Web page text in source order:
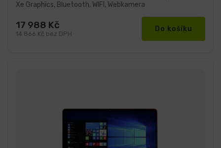
14 866 Kč bez DPH
17 988 Kč Do košíku
Xe Graphics, Bluetooth, WIFI, Webkamera